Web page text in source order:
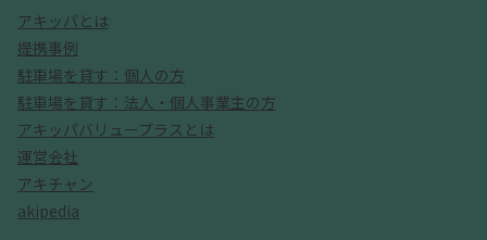
アキッパとは
提携事例
駐車場を貸す：個人の方
駐車場を貸す：法人・個人事業主の方
アキッパバリュープラスとは
運営会社
アキチャン
akipedia